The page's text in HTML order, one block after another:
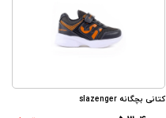
کتانی بچگانه slazenger